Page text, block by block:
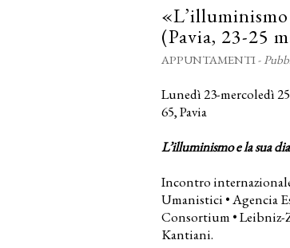
(Pavia, 23-25
APPUNTAMENTI-
Lunedì 23-mercoledì
65, Pavia
L’illuminismo e la sua
Incontro
Umanistici • Agencia
Consortium •
Kantiani.